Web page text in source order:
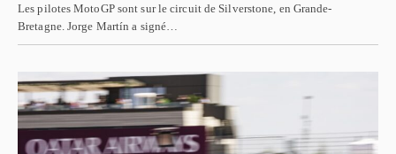
Les pilotes MotoGP sont sur le circuit de Silverstone, en Grande-
Bretagne. Jorge Martín a signé…